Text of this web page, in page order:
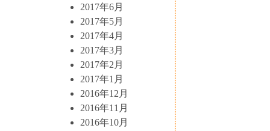
2017年6月
2017年5月
2017年4月
2017年3月
2017年2月
2017年1月
2016年12月
2016年11月
2016年10月